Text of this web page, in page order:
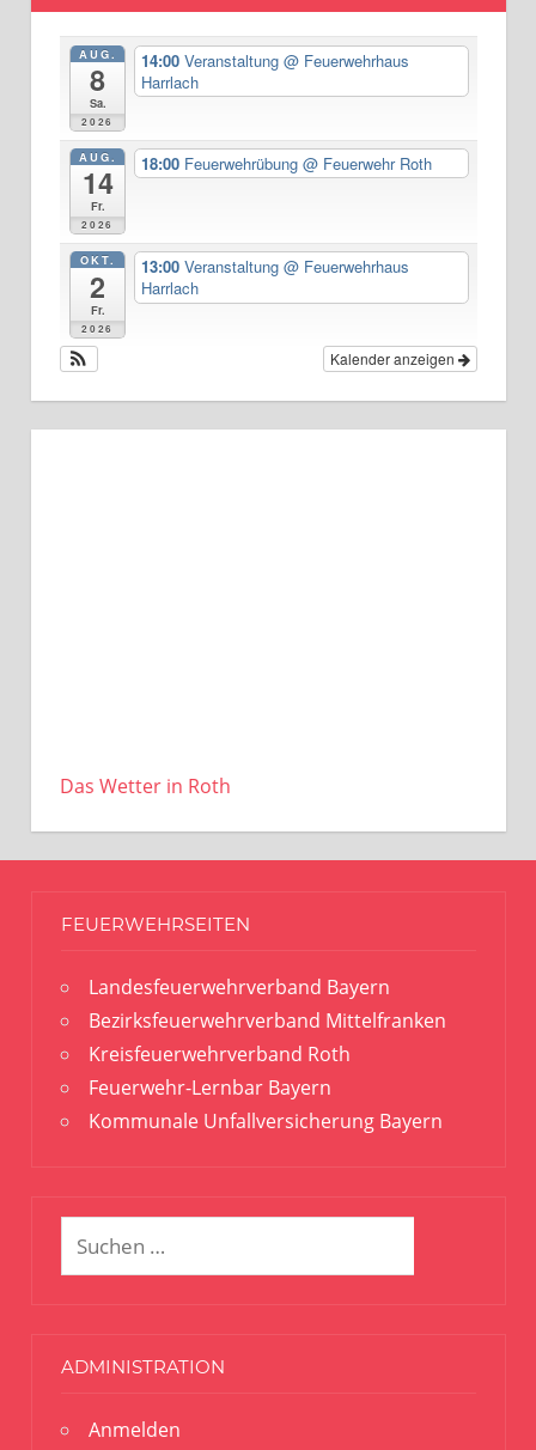
AUG.
8
Sa.
2026
14:00Veranstaltung@ Feuerwehrhaus
Harrlach
AUG.
14
Fr.
2026
18:00 Feuerwehrübung@ Feuerwehr Roth
OKT.
2
Fr.
2026
13:00Veranstaltung@ Feuerwehrhaus
Harrlach
Kalender anzeigen
Das Wetter in Roth
FEUERWEHRSEITEN
Landesfeuerwehrverband Bayern
Bezirksfeuerwehrverband Mittelfranken
Kreisfeuerwehrverband Roth
Feuerwehr-Lernbar Bayern
Kommunale Unfallversicherung Bayern
Suchen
ADMINISTRATION
Anmelden